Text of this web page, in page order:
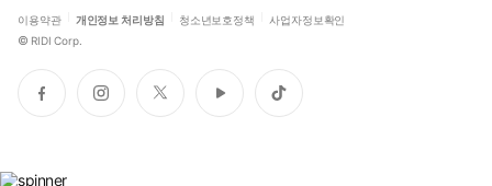
이용약관 개인정보 처리방침 청소년보호정책 사업자정보확인
© RIDI Corp.
페
이
인
스
트
위
유
튜
틱
톡